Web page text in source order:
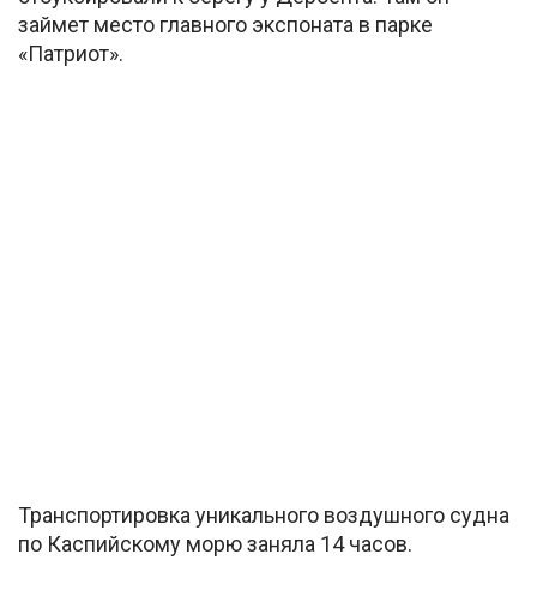
займет место главного экспоната в парке
«Патриот».
Транспортировка уникального воздушного судна
по Каспийскому морю заняла 14 часов.